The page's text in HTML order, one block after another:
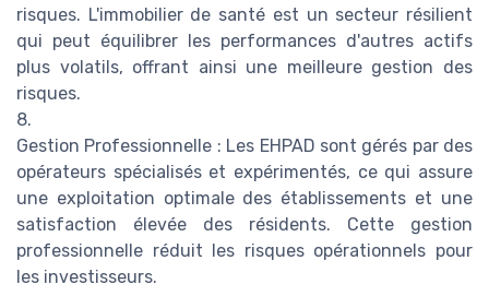
risques. L'immobilier de santé est un secteur résilient
qui peut équilibrer les performances d'autres actifs
plus volatils, offrant ainsi une meilleure gestion des
risques.
8.
Gestion Professionnelle : Les EHPAD sont gérés par des
opérateurs spécialisés et expérimentés, ce qui assure
une exploitation optimale des établissements et une
satisfaction élevée des résidents. Cette gestion
professionnelle réduit les risques opérationnels pour
les investisseurs.